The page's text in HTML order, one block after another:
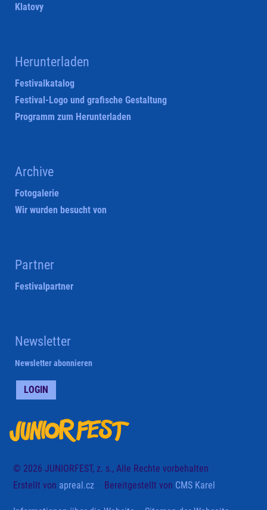
Klatovy
Herunterladen
Festivalkatalog
Festival-Logo und grafische Gestaltung
Programm zum Herunterladen
Archive
Fotogalerie
Wir wurden besucht von
Partner
Festivalpartner
Newsletter
Newsletter abonnieren
LOGIN
© 2026 JUNIORFEST, z. s., Alle Rechte vorbehalten
Erstellt von apreal.cz Bereitgestellt von CMS Karel